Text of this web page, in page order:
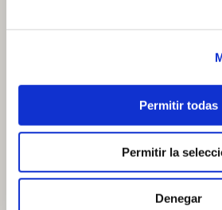
Permitir todas
Permitir la
Denegar